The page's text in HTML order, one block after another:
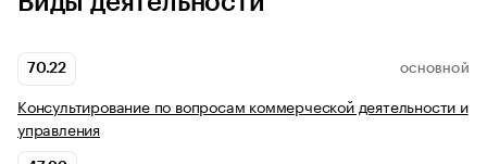
70.22 ОСНОВНОЙ
Консультирование по вопросам коммерческой деятельности и
управления